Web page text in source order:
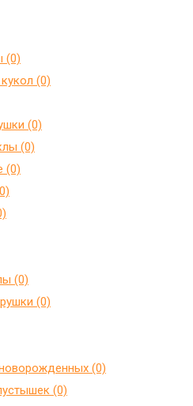
(0)
(0)
(0)
(0)
(0)
(0)
(0)
(0)
(0)